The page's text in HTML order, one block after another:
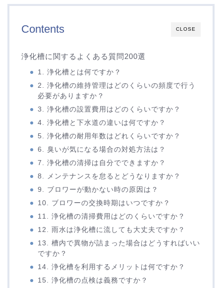
CLOSE
Contents
浄化槽に関するよくある質問200選
1. 浄化槽とは何ですか？
2. 浄化槽の維持管理はどのくらいの頻度で行う
必要がありますか？
3. 浄化槽の設置費用はどのくらいですか？
4. 浄化槽と下水道の違いは何ですか？
5. 浄化槽の耐用年数はどれくらいですか？
6. 臭いが気になる場合の対処方法は？
7. 浄化槽の清掃は自分でできますか？
8. メンテナンスを怠るとどうなりますか？
9. ブロワーが動かない時の原因は？
10. ブロワーの交換時期はいつですか？
11. 浄化槽の清掃費用はどのくらいですか？
12. 雨水は浄化槽に流しても大丈夫ですか？
13. 槽内で異物が詰まった場合はどうすればいい
ですか？
14. 浄化槽を利用するメリットは何ですか？
15. 浄化槽の点検は義務ですか？